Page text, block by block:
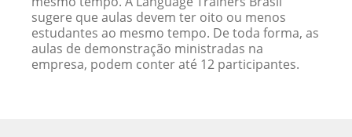
sugere que aulas devem ter oito ou menos
estudantes ao mesmo tempo. De toda forma, as
aulas de demonstração ministradas na
empresa, podem conter até 12 participantes.